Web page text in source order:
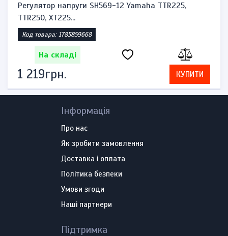
TTR225,
КУПИТИ
Підшипник бендикса, обгінної
На складі
Інформація
Про нас
Як зробити замовлення
Доставка і оплата
Політика безпеки
Умови згоди
Наші партнери
Підтримка